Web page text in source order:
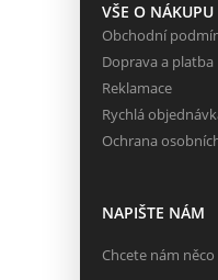
VŠE O NÁKUPU
Obchodní
Doprava a platba
Reklamace
Rychlá
Ochrana
NAPIŠTE NÁM
Chcete nám